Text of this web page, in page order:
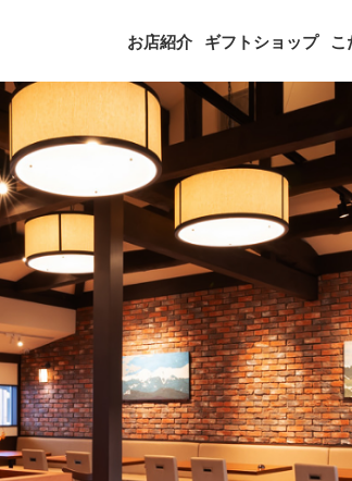
お店紹介 ギフトショップ
飛騨高山PLEASURE PORK
(ドレッシング・タレ・塩 他)
こ